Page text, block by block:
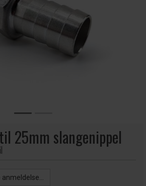
25mm slangenippel